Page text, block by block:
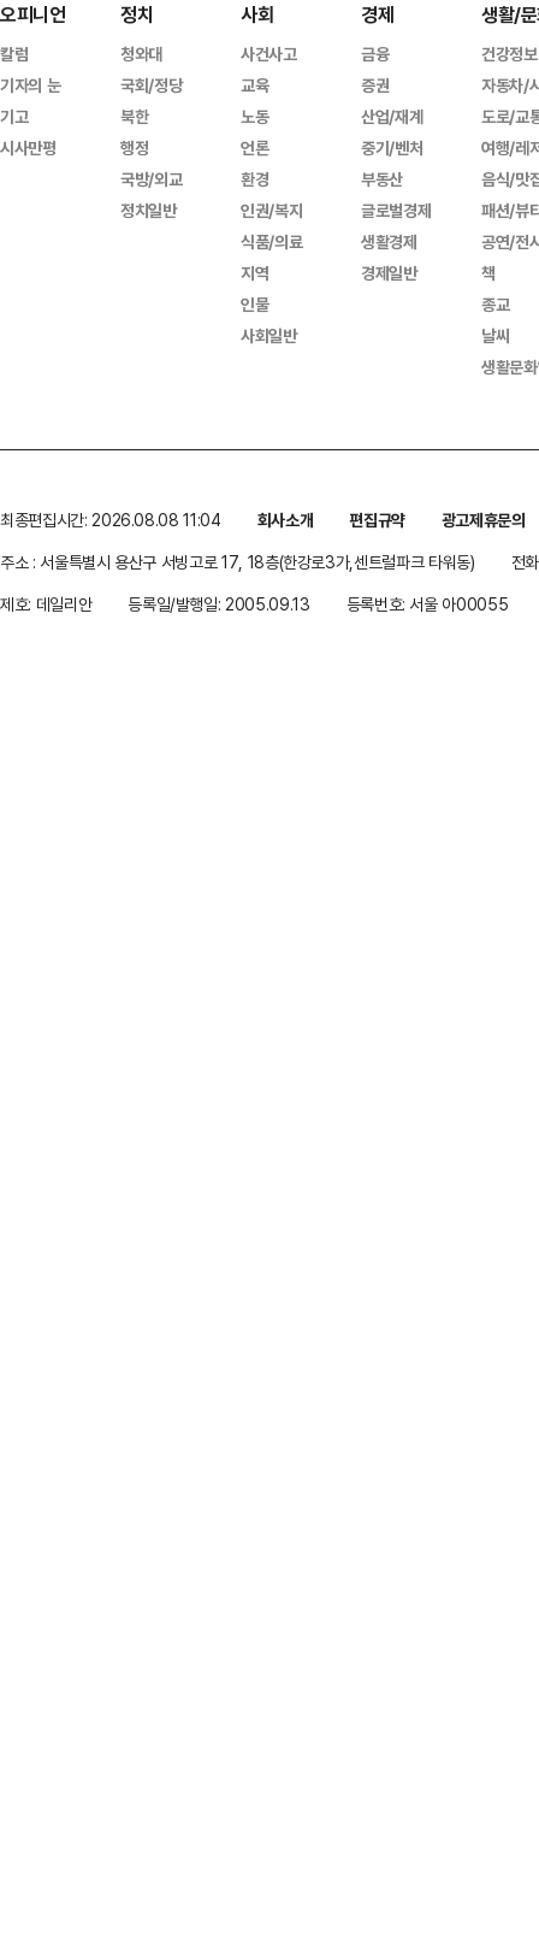
오피니언
칼럼
기자의 눈
기고
시사만평
정치
청와대
국회/정당
북한
행정
국방/외교
정치일반
사회
사건사고
교육
노동
언론
환경
인권/복지
식품/의료
지역
인물
사회일반
경제
금융
증권
산업/재계
중기/벤처
부동산
글로벌경제
생활경제
경제일반
생활/
건강정보
자동차/
도로/교
여행/레
음식/맛
패션/뷰
공연/전
책
종교
날씨
생활문
최종편집시간: 2026.08.08 11:04 회사소개 편집규약
광고제휴문의
주소 : 서울특별시 용산구 서빙고로 17, 18층(한강로3가,센트럴파크 타워동)
전
제호: 데일리안
등록일/발행일: 2005.09.13 등록번호: 서울 아00055